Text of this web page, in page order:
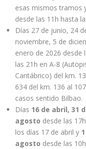
esas mismos tramos
desde las 11h hasta
Días 27 de junio, 24
noviembre, 5 de
enero de 2026 desde
las 21h en A-8
Cantábrico) del km.
634 del km. 136 al
casos sentido Bilbao.
Días 16 de abril, 31
agosto desde las
los días 17 de abril y
agosto desde las